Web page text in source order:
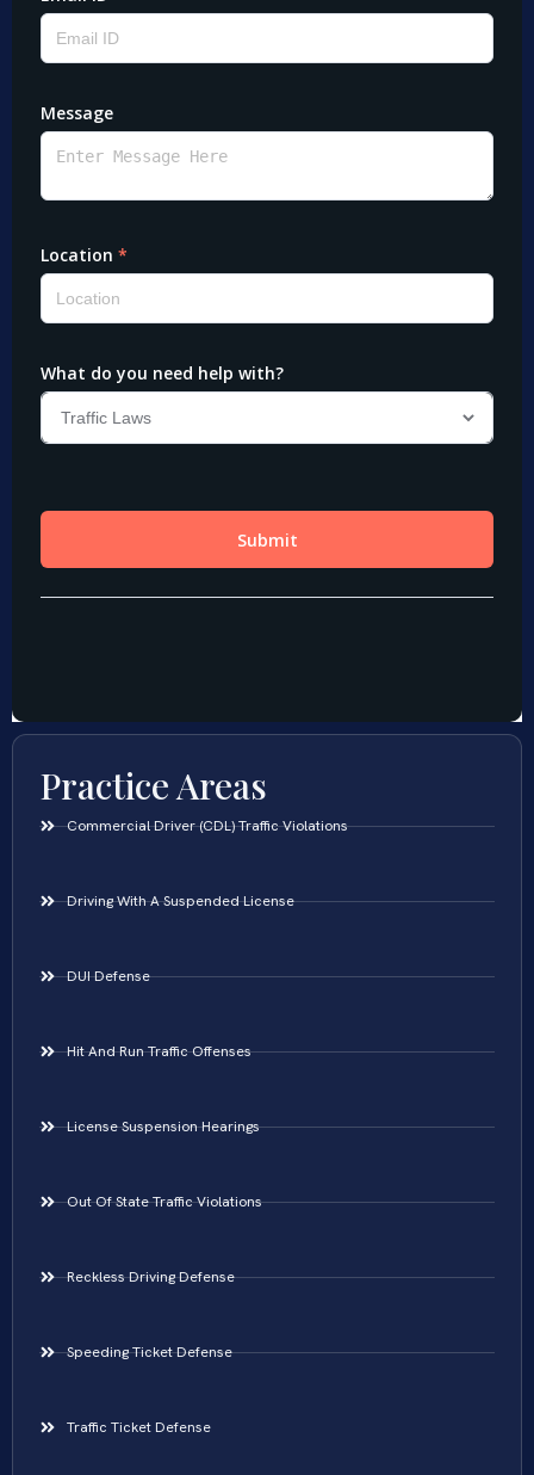
Practice Areas
Commercial Driver (CDL) Traffic Violations
Driving With A Suspended License
DUI Defense
Hit And Run Traffic Offenses
License Suspension Hearings
Out Of State Traffic Violations
Reckless Driving Defense
Speeding Ticket Defense
Traffic Ticket Defense